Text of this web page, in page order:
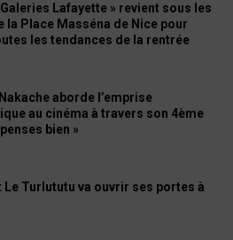
Galeries Lafayette » revient sous les
la Place Masséna de Nice pour
les tendances de la rentrée
aborde l’emprise
au cinéma à travers son 4ème
bien »
Le Turlututu va ouvrir ses portes à